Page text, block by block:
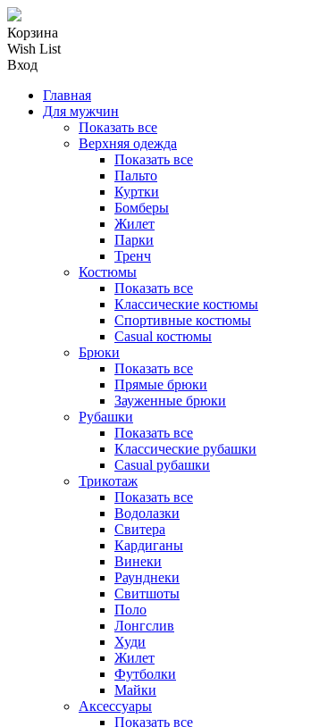
Корзина
Wish List
Вход
Главная
Для мужчин
Показать все
Верхняя одежда
Показать все
Пальто
Куртки
Бомберы
Жилет
Парки
Тренч
Костюмы
Показать все
Классические костюмы
Спортивные костюмы
Casual костюмы
Брюки
Показать все
Прямые брюки
Зауженные брюки
Рубашки
Показать все
Классические рубашки
Casual рубашки
Трикотаж
Показать все
Водолазки
Свитера
Кардиганы
Винеки
Раунднеки
Свитшоты
Поло
Лонгслив
Худи
Жилет
Футболки
Майки
Аксессуары
Показать все